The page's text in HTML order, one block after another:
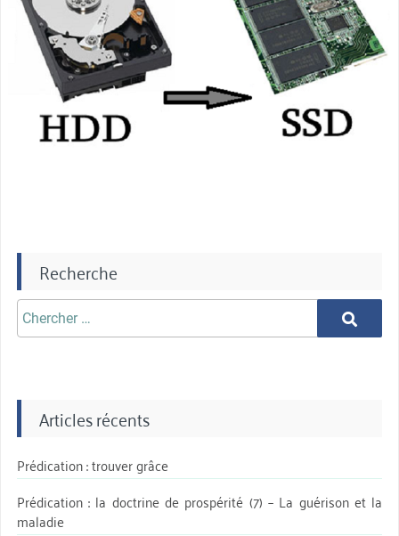
Recherche
Chercher
aprè:
Chercher
Articles récents
Prédication : trouver grâce
Prédication : la doctrine de prospérité (7) – La guérison et la
maladie